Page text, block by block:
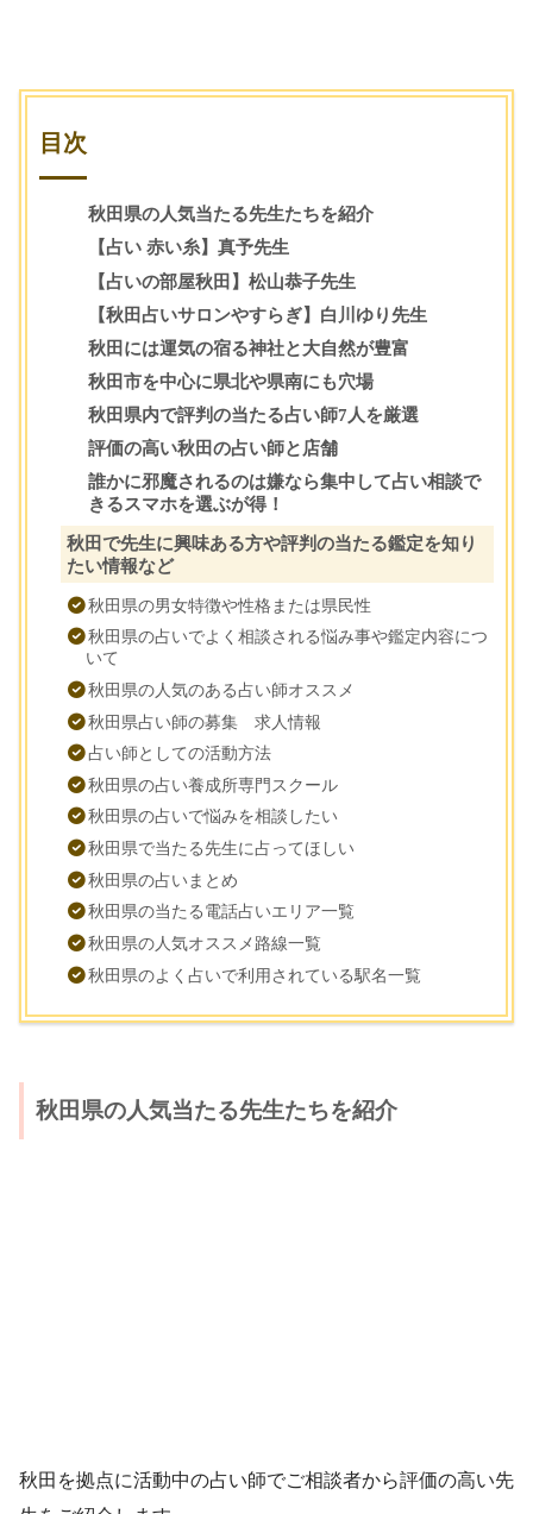
目次
秋田県の人気当たる先生たちを紹介
【占い 赤い糸】真予先生
【占いの部屋秋田】松山恭子先生
【秋田占いサロンやすらぎ】白川ゆり先生
秋田には運気の宿る神社と大自然が豊富
秋田市を中心に県北や県南にも穴場
秋田県内で評判の当たる占い師7人を厳選
評価の高い秋田の占い師と店舗
誰かに邪魔されるのは嫌なら集中して占い相談で
きるスマホを選ぶが得！
秋田で先生に興味ある方や評判の当たる鑑定を知り
たい情報など
秋田県の男女特徴や性格または県民性
秋田県の占いでよく相談される悩み事や鑑定内容につ
いて
秋田県の人気のある占い師オススメ
秋田県占い師の募集 求人情報
占い師としての活動方法
秋田県の占い養成所専門スクール
秋田県の占いで悩みを相談したい
秋田県で当たる先生に占ってほしい
秋田県の占いまとめ
秋田県の当たる電話占いエリア一覧
秋田県の人気オススメ路線一覧
秋田県のよく占いで利用されている駅名一覧
秋田県の人気当たる先生たちを紹介
秋田を拠点に活動中の占い師でご相談者から評価の高い先